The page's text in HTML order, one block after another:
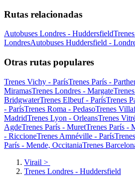
Rutas relacionadas
Autobuses Londres - Huddersfield
LondresAutobuses Huddersfield -
Otras rutas populares
Trenes Vichy - ParísTrenes París -
MiramasTrenes Londres - Margate
BridgwaterTrenes Elbeuf - ParísTrenes
- ParísTrenes Roma - PedasoTrenes
MadridTrenes Lyon - OrleansTrenes
AgdeTrenes París - MuretTrenes París -
- RiccioneTrenes Amnéville - París
París - Mende, OccitaniaTrenes
Virail >
Trenes Londres - Huddersfield